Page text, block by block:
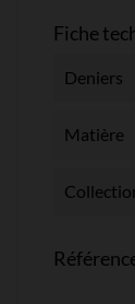
Fiche
Deniers
Matière